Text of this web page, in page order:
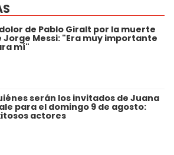
dolor de Pablo Giralt por la muerte
Jorge Messi: "Era muy importante
mí"
serán los invitados de Juana
para el domingo 9 de agosto:
actores